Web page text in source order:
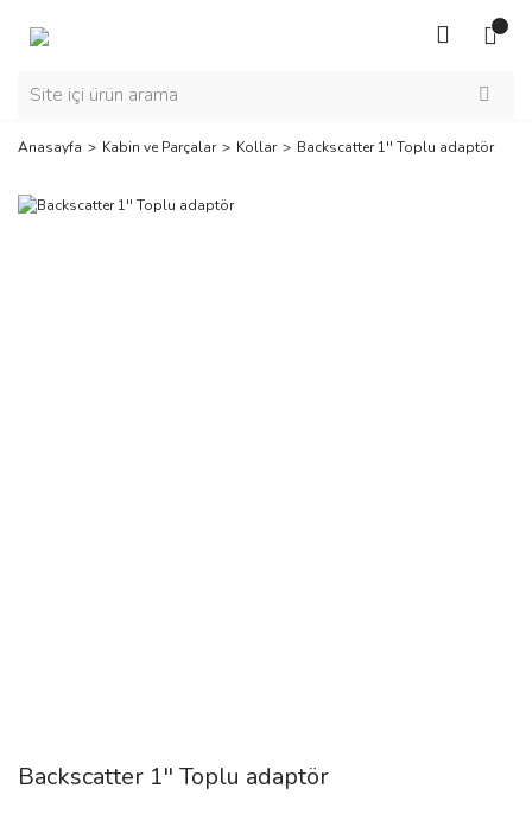
Anasayfa Kabin ve Parçalar Kollar Backscatter 1'' Toplu adaptör
Backscatter 1'' Toplu adaptör